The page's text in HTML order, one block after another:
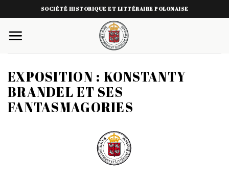
to
content
SOCIÉTÉ HISTORIQUE ET LITTÉRAIRE POLONAISE
EXPOSITION : KONSTANTY
BRANDEL ET SES
FANTASMAGORIES